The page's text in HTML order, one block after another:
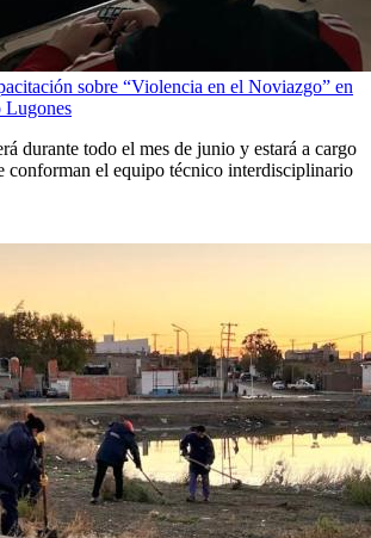
sobre “Violencia en el Noviazgo” en
Lugones
durante todo el mes de junio y estará a cargo
conforman el equipo técnico interdisciplinario